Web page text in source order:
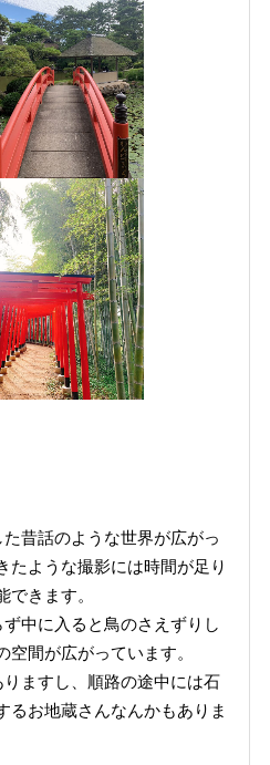
昔話のような世界が広がっ
たような撮影には時間が足り
できます。
中に入ると鳥のさえずりし
間が広がっています。
ますし、順路の途中には石
るお地蔵さんなんかもありま